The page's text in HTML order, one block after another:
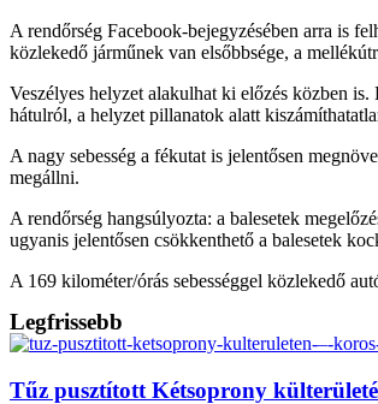
A rendőrség Facebook-bejegyzésében arra is
közlekedő járműnek van elsőbbsége, a
Veszélyes helyzet alakulhat ki előzés közben
hátulról, a helyzet pillanatok alatt
A nagy sebesség a fékutat is jelentősen
megállni.
A rendőrség hangsúlyozta: a balesetek
ugyanis jelentősen csökkenthető a balesetek
A 169 kilométer/órás sebességgel közlekedő
Legfrissebb
Tűz pusztított Kétsoprony